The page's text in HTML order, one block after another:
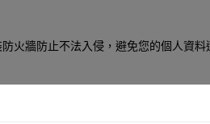
牆防止不法入侵，避免您的個人資
均須在本公司訂定之資料授權管理